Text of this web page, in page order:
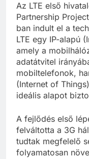
Az LTE első
Partnership
ban indult el a
LTE egy IP-alapú
amely a
adatátvitel
mobiltelefonok,
(Internet of
ideális alapot
A fejlődés első
felváltotta a 3G
tudtak megfelelő
folyamatosan